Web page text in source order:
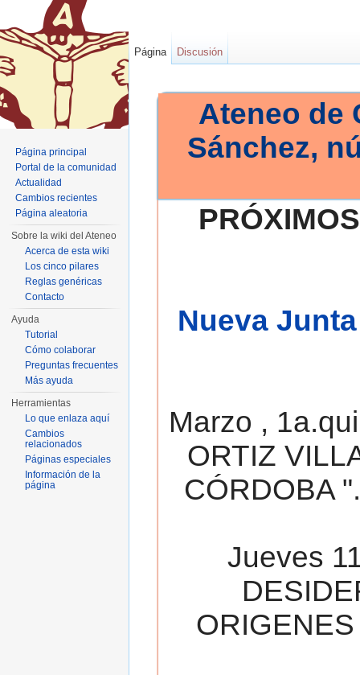
Ateneo de
Sánchez,
Nueva
Marzo ,
ORTIZ
CÓRDOBA
Jueves
Página Discusión
Página principal
Portal de la comunidad
Actualidad
Cambios recientes
Página aleatoria
Sobre la wiki del Ateneo
Acerca de esta wiki
Los cinco pilares
Reglas genéricas
Contacto
Ayuda
Tutorial
Cómo colaborar
Preguntas frecuentes
Más ayuda
Herramientas
Lo que enlaza aquí
Cambios
relacionados
Páginas especiales
Información de la
página